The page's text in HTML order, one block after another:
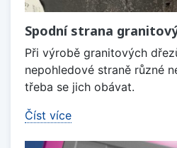
Spodní strana
Při výrobě granitových
nepohledové straně různé
třeba se jich obávat.
Číst více